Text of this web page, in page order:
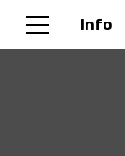
Info